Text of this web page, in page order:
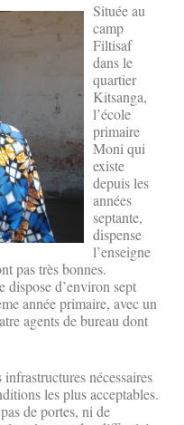
Située au
camp
Filtisaf
dans le
quartier
Kitsanga,
l’école
primaire
Moni qui
existe
depuis les
années
septante,
dispense
l’enseigne
pas très bonnes.
dispose d’environ sept
année primaire, avec un
agents de bureau dont
nécessaires
les plus acceptables.
de portes, ni de